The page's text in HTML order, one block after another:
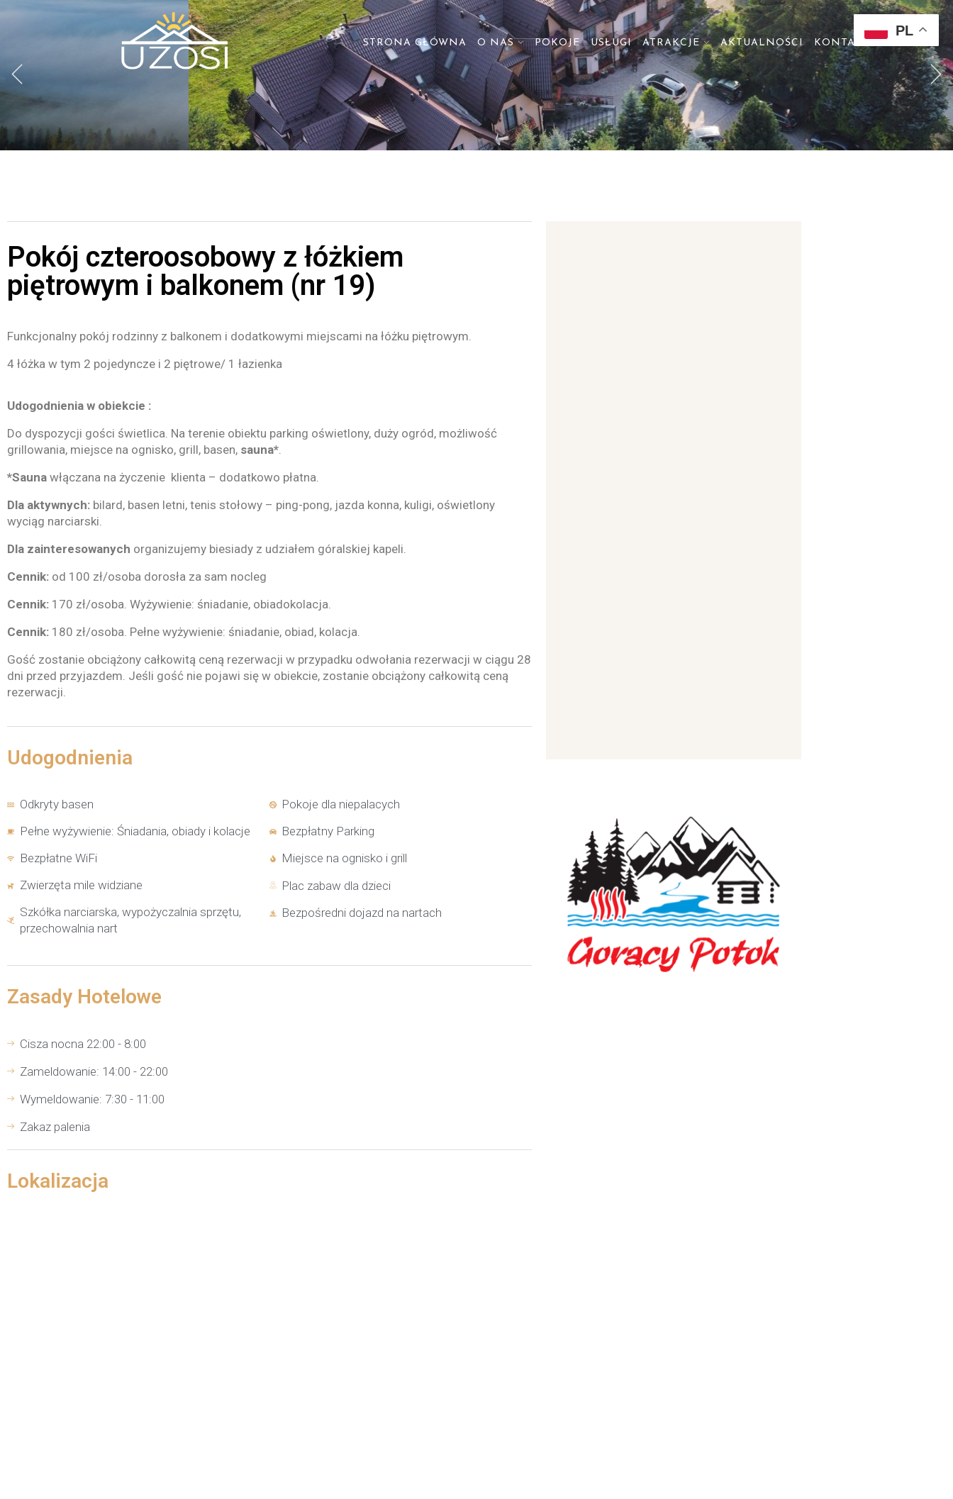
STRONA GŁÓWNA O NAS POKOJE USŁUGI ATRAKCJE AKTUALNOŚCI KONTAKT
Pokój czteroosobowy z łóżkiem
piętrowym i balkonem (nr 19)
Funkcjonalny pokój rodzinny z balkonem i dodatkowymi miejscami na łóżku piętrowym.
4 łóżka w tym 2 pojedyncze i 2 piętrowe/ 1 łazienka
Udogodnienia w obiekcie :
Do dyspozycji gości świetlica. Na terenie obiektu parking oświetlony, duży ogród, możliwość
grillowania, miejsce na ognisko, grill, basen, sauna*.
*Sauna włączana na życzenie klienta – dodatkowo płatna.
Dla aktywnych: bilard, basen letni, tenis stołowy – ping-pong, jazda konna, kuligi, oświetlony
wyciąg narciarski.
Dla zainteresowanych organizujemy biesiady z udziałem góralskiej kapeli.
Cennik: od 100 zł/osoba dorosła za sam nocleg
Cennik: 170 zł/osoba. Wyżywienie: śniadanie, obiadokolacja.
Cennik: 180 zł/osoba. Pełne wyżywienie: śniadanie, obiad, kolacja.
Gość zostanie obciążony całkowitą ceną rezerwacji w przypadku odwołania rezerwacji w ciągu 28
dni przed przyjazdem. Jeśli gość nie pojawi się w obiekcie, zostanie obciążony całkowitą ceną
rezerwacji.
Udogodnienia
Odkryty basen
Pełne wyżywienie: Śniadania, obiady i kolacje
Bezpłatne WiFi
Zwierzęta mile widziane
Szkółka narciarska, wypożyczalnia sprzętu,
przechowalnia nart
Pokoje dla niepalacych
Bezpłatny Parking
Miejsce na ognisko i grill
Plac zabaw dla dzieci
Bezpośredni dojazd na nartach
Zasady Hotelowe
Cisza nocna 22:00 - 8:00
Zameldowanie: 14:00 - 22:00
Wymeldowanie: 7:30 - 11:00
Zakaz palenia
Lokalizacja
PL